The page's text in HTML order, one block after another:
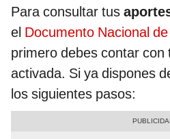
Para consultar tus
el Documento Nacional
primero debes contar con
activada. Si ya dispones
los siguientes pasos: